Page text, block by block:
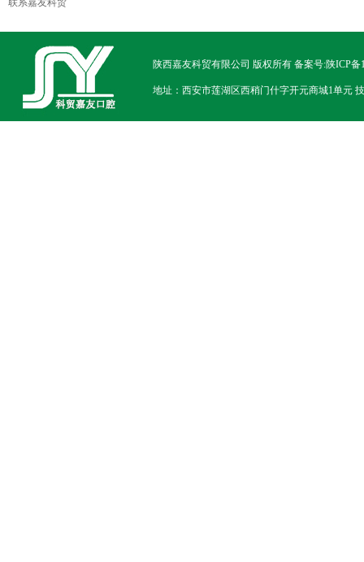
联系嘉友科贸
陕西嘉友科贸有限公司 版权所有 备案号:陕ICP备
地址：西安市莲湖区西稍门什字开元商城1单元